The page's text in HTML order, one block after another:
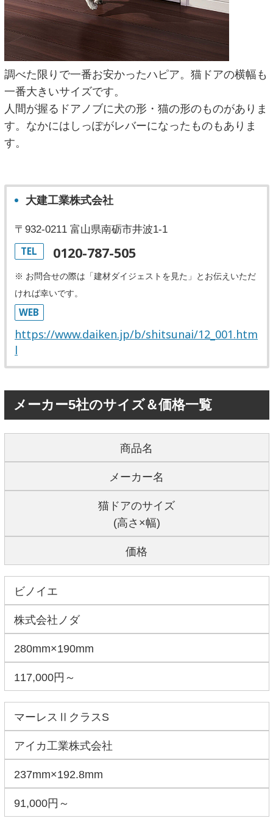
調べた限りで一番お安かったハピア。猫ドアの横幅も
一番大きいサイズです。
人間が握るドアノブに犬の形・猫の形のものがありま
す。なかにはしっぽがレバーになったものもありま
す。
大建工業株式会社
〒932-0211 富山県南砺市井波1-1
TEL 0120-787-505
※ お問合せの際は「建材ダイジェストを見た」とお伝えいただ
ければ幸いです。
WEB
https://www.daiken.jp/b/shitsunai/12_001.htm
l
メーカー5社のサイズ＆価格一覧
商品名
メーカー名
猫ドアのサイズ
(高さ×幅)
価格
ビノイエ
株式会社ノダ
280mm×190mm
117,000円～
マーレスⅡクラスS
アイカ工業株式会社
237mm×192.8mm
91,000円～